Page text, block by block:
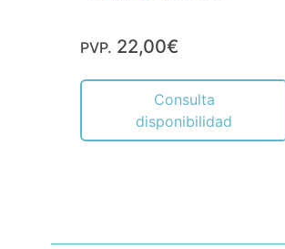
PVP. 22,00€
Consulta
disponibilidad